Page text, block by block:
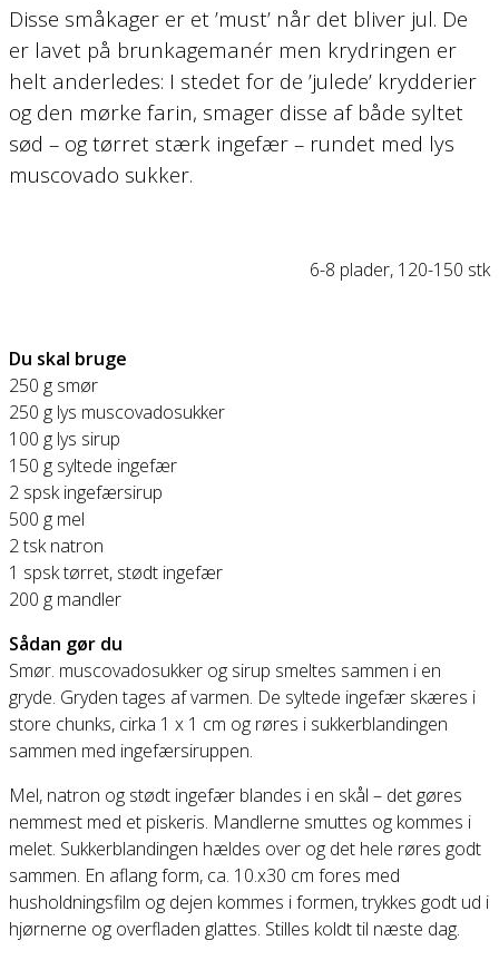
Disse småkager er et ’must’ når det bliver jul. De
er lavet på brunkagemanér men krydringen er
helt anderledes: I stedet for de ’julede’ krydderier
og den mørke farin, smager disse af både syltet
sød – og tørret stærk ingefær – rundet med lys
muscovado sukker.
6-8 plader, 120-150 stk
Du skal bruge
250 g smør
250 g lys muscovadosukker
100 g lys sirup
150 g syltede ingefær
2 spsk ingefærsirup
500 g mel
2 tsk natron
1 spsk tørret, stødt ingefær
200 g mandler
Sådan gør du
Smør. muscovadosukker og sirup smeltes sammen i en
gryde. Gryden tages af varmen. De syltede ingefær skæres i
store chunks, cirka 1 x 1 cm og røres i sukkerblandingen
sammen med ingefærsiruppen.
Mel, natron og stødt ingefær blandes i en skål – det gøres
nemmest med et piskeris. Mandlerne smuttes og kommes i
melet. Sukkerblandingen hældes over og det hele røres godt
sammen. En aflang form, ca. 10.x30 cm fores med
husholdningsfilm og dejen kommes i formen, trykkes godt ud i
hjørnerne og overfladen glattes. Stilles koldt til næste dag.